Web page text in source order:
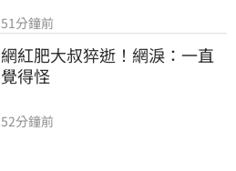
51分鐘前
網紅肥大叔猝逝！網淚：一直
覺得怪
52分鐘前